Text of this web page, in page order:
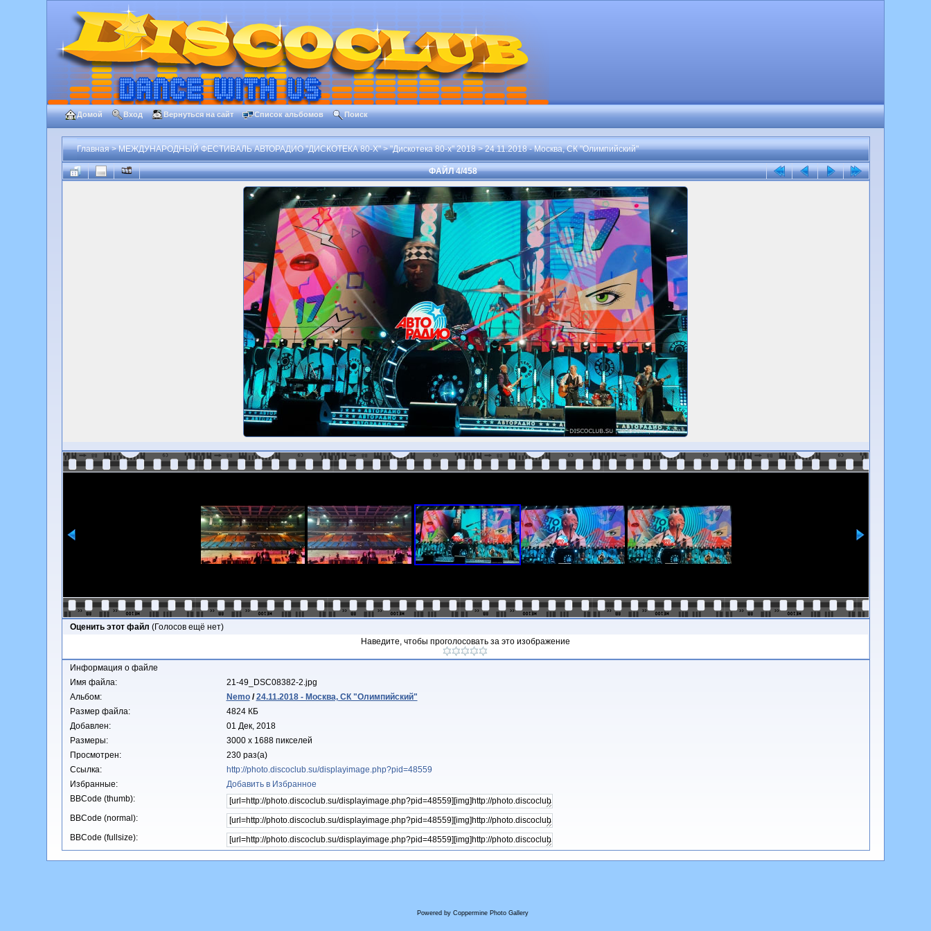
Домой Вход Вернуться на сайт Список альбомов Поиск
Главная>МЕЖДУНАРОДНЫЙ ФЕСТИВАЛЬ АВТОРАДИО "ДИСКОТЕКА 80-Х">"Дискотека 80-х" 2018>24.11.2018 - Москва, СК "Олимпийский"
ФАЙЛ 4/458
Оценить этот файл (Голосов ещё нет)
Наведите, чтобы проголосовать за это изображение
Информация о файле
Имя файла:
21-49_DSC08382-2.jpg
Альбом:
Nemo/24.11.2018 - Москва, СК "Олимпийский"
Размер файла:
4824 КБ
Добавлен:
01 Дек, 2018
Размеры:
3000 x 1688 пикселей
Просмотрен:
230 раз(а)
Ссылка:
http://photo.discoclub.su/displayimage.php?pid=48559
Избранные:
Добавить в Избранное
BBCode (thumb):
BBCode (normal):
BBCode (fullsize):
Powered by Coppermine Photo Gallery